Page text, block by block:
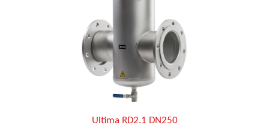
Ultima RD2.1 DN250